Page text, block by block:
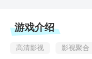
游戏介绍
高清影视 影视聚合